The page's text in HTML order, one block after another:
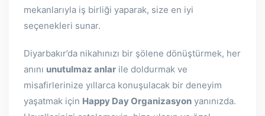
mekanlarıyla iş birliği yaparak, size en iyi
seçenekleri sunar.
Diyarbakır’da nikahınızı bir şölene dönüştürmek, her
anını unutulmaz anlar ile doldurmak ve
misafirlerinize yıllarca konuşulacak bir deneyim
yaşatmak için Happy Day Organizasyon yanınızda.